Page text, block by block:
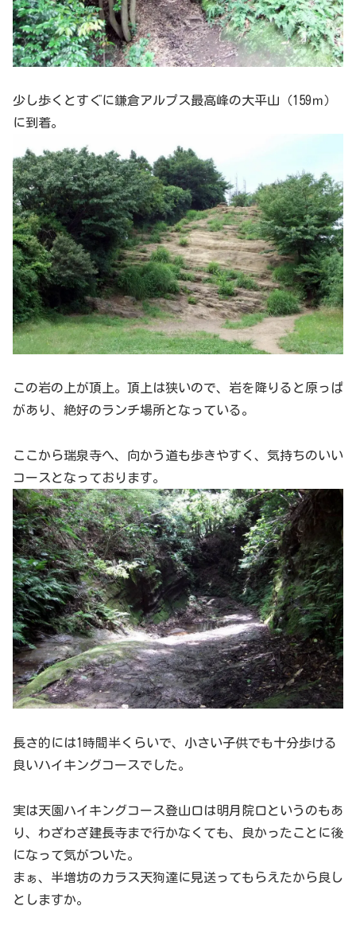
少し歩くとすぐに鎌倉アルプス最高峰の大平山（159ｍ）
に到着。
この岩の上が頂上。頂上は狭いので、岩を降りると原っぱ
があり、絶好のランチ場所となっている。
ここから瑞泉寺へ、向かう道も歩きやすく、気持ちのいい
コースとなっております。
長さ的には1時間半くらいで、小さい子供でも十分歩ける
良いハイキングコースでした。
実は天園ハイキングコース登山口は明月院口というのもあ
り、わざわざ建長寺まで行かなくても、良かったことに後
になって気がついた。
まぁ、半増坊のカラス天狗達に見送ってもらえたから良し
としますか。